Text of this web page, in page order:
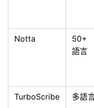
Notta
50+
語言
TurboScribe 多語